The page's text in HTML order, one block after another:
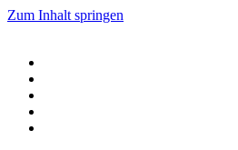
Zum Inhalt springen